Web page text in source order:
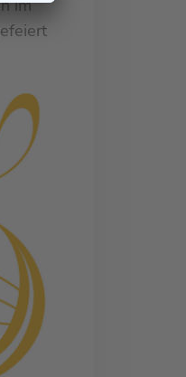
im